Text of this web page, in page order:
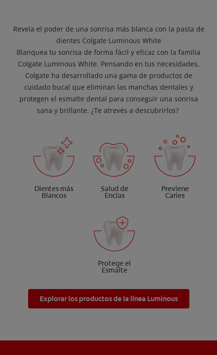
Revela el poder de una sonrisa más blanca con la pasta de
dientes Colgate Luminous White
Blanquea tu sonrisa de forma fácil y eficaz con la familia
Colgate Luminous White. Pensando en tus necesidades,
Colgate ha desarrollado una gama de productos de
cuidado bucal que eliminan las manchas dentales y
protegen el esmalte dental para conseguir una sonrisa
sana y brillante. ¿Te atrevés a descubrirlos?
Dientes más
Blancos
Salud de
Encías
Previene
Caries
Protege el
Esmalte
Explorar los productos de la línea Luminous